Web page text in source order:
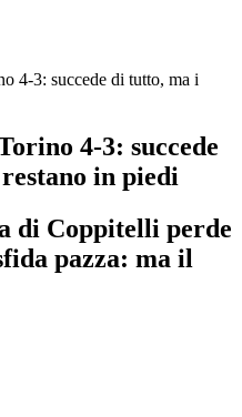
4-3: succede di tutto, ma i
4-3: succede
in piedi
di Coppitelli perde
pazza: ma il